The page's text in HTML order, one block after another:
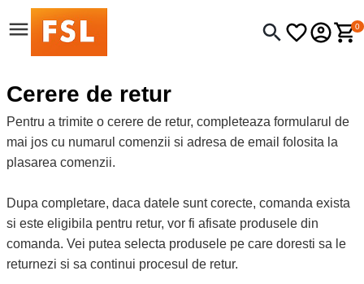
0
Cerere de retur
Pentru a trimite o cerere de retur, completeaza formularul de
mai jos cu numarul comenzii si adresa de email folosita la
plasarea comenzii.
Dupa completare, daca datele sunt corecte, comanda exista
si este eligibila pentru retur, vor fi afisate produsele din
comanda. Vei putea selecta produsele pe care doresti sa le
returnezi si sa continui procesul de retur.